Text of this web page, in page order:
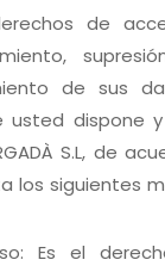
de
de sus
usted dispone
S.L, de
los siguientes
Es el